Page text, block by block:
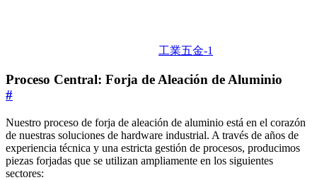
工業五金-1
Proceso Central: Forja de Aleación de Aluminio
#
Nuestro proceso de forja de aleación de aluminio está en el corazón
de nuestras soluciones de hardware industrial. A través de años de
experiencia técnica y una estricta gestión de procesos, producimos
piezas forjadas que se utilizan ampliamente en los siguientes
sectores: